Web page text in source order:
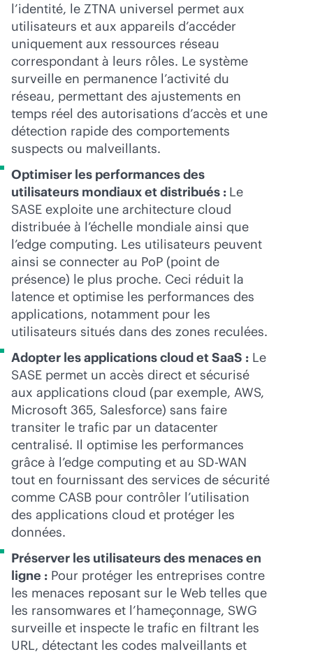
l’identité, le ZTNA universel permet aux
utilisateurs et aux appareils d’accéder
uniquement aux ressources réseau
correspondant à leurs rôles. Le système
surveille en permanence l’activité du
réseau, permettant des ajustements en
temps réel des autorisations d’accès et une
détection rapide des comportements
suspects ou malveillants.
Optimiser les performances des
utilisateurs mondiaux et distribués : Le
SASE exploite une architecture cloud
distribuée à l’échelle mondiale ainsi que
l’edge computing. Les utilisateurs peuvent
ainsi se connecter au PoP (point de
présence) le plus proche. Ceci réduit la
latence et optimise les performances des
applications, notamment pour les
utilisateurs situés dans des zones reculées.
Adopter les applications cloud et SaaS : Le
SASE permet un accès direct et sécurisé
aux applications cloud (par exemple, AWS,
Microsoft 365, Salesforce) sans faire
transiter le trafic par un datacenter
centralisé. Il optimise les performances
grâce à l’edge computing et au SD-WAN
tout en fournissant des services de sécurité
comme CASB pour contrôler l’utilisation
des applications cloud et protéger les
données.
Préserver les utilisateurs des menaces en
ligne : Pour protéger les entreprises contre
les menaces reposant sur le Web telles que
les ransomwares et l’hameçonnage, SWG
surveille et inspecte le trafic en filtrant les
URL, détectant les codes malveillants et